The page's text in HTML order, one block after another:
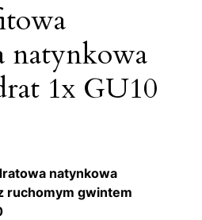
natynkowa
1x GU10
natynkowa
ruchomym gwintem